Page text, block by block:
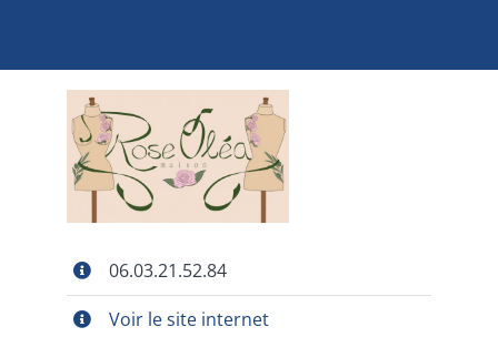
CONTACT
06.03.21.52.84
Voir le site internet